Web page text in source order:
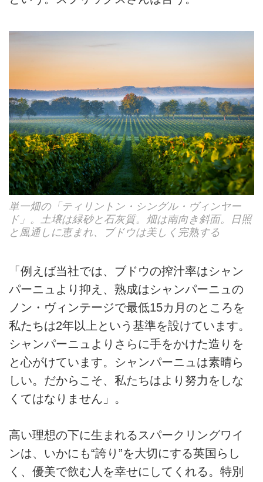
単一畑の「ティリントン・シングル・ヴィンヤー
ド」。土壌は緑砂と石灰質。畑は南向き斜面。日照
と風通しに恵まれ、ブドウは美しく完熟する
「例えば当社では、ブドウの搾汁率はシャン
パーニュより抑え、熟成はシャンパーニュの
ノン・ヴィンテージで最低15カ月のところを
私たちは2年以上という基準を設けています。
シャンパーニュよりさらに手をかけた造りを
と心がけています。シャンパーニュは素晴ら
しい。だからこそ、私たちはより努力をしな
くてはなりません」。
高い理想の下に生まれるスパークリングワイ
ンは、いかにも“誇り”を大切にする英国らし
く、優美で飲む人を幸せにしてくれる。特別